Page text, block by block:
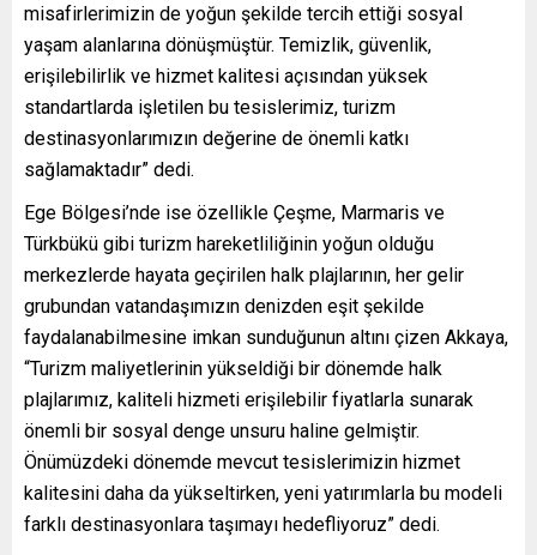
misafirlerimizin de yoğun şekilde tercih ettiği sosyal
yaşam alanlarına dönüşmüştür. Temizlik, güvenlik,
erişilebilirlik ve hizmet kalitesi açısından yüksek
standartlarda işletilen bu tesislerimiz, turizm
destinasyonlarımızın değerine de önemli katkı
sağlamaktadır” dedi.
Ege Bölgesi’nde ise özellikle Çeşme, Marmaris ve
Türkbükü gibi turizm hareketliliğinin yoğun olduğu
merkezlerde hayata geçirilen halk plajlarının, her gelir
grubundan vatandaşımızın denizden eşit şekilde
faydalanabilmesine imkan sunduğunun altını çizen Akkaya,
“Turizm maliyetlerinin yükseldiği bir dönemde halk
plajlarımız, kaliteli hizmeti erişilebilir fiyatlarla sunarak
önemli bir sosyal denge unsuru haline gelmiştir.
Önümüzdeki dönemde mevcut tesislerimizin hizmet
kalitesini daha da yükseltirken, yeni yatırımlarla bu modeli
farklı destinasyonlara taşımayı hedefliyoruz” dedi.